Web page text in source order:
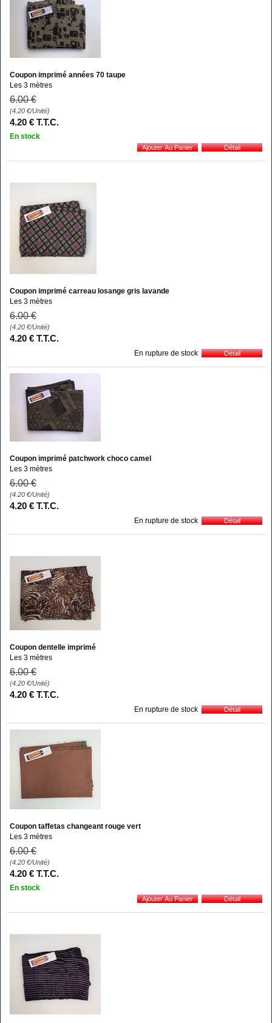
Coupon imprimé années 70 taupe
Les 3 mètres
6.00 €
(4.20 €/Unité)
4.20 € T.T.C.
En stock
Coupon imprimé carreau losange gris lavande
Les 3 mètres
6.00 €
(4.20 €/Unité)
4.20 € T.T.C.
En rupture de stock
Coupon imprimé patchwork choco camel
Les 3 mètres
6.00 €
(4.20 €/Unité)
4.20 € T.T.C.
En rupture de stock
Coupon dentelle imprimé
Les 3 mètres
6.00 €
(4.20 €/Unité)
4.20 € T.T.C.
En rupture de stock
Coupon taffetas changeant rouge vert
Les 3 mètres
6.00 €
(4.20 €/Unité)
4.20 € T.T.C.
En stock